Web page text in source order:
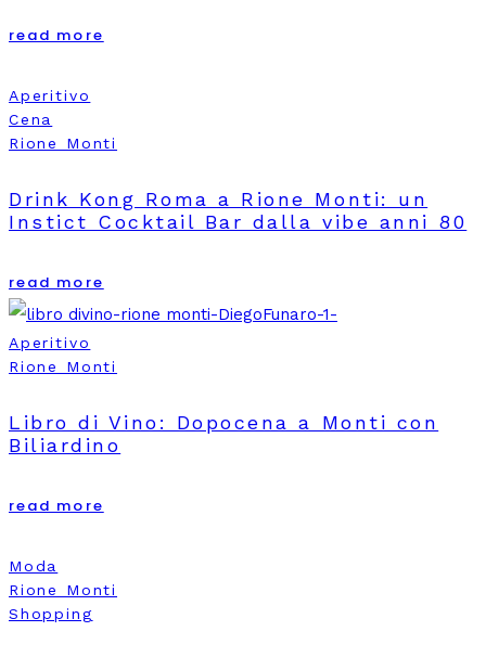
read more
Aperitivo
Cena
Rione Monti
Drink Kong Roma a Rione Monti: un
Instict Cocktail Bar dalla vibe anni 80
read more
Aperitivo
Rione Monti
Libro di Vino: Dopocena a Monti con
Biliardino
read more
Moda
Rione Monti
Shopping